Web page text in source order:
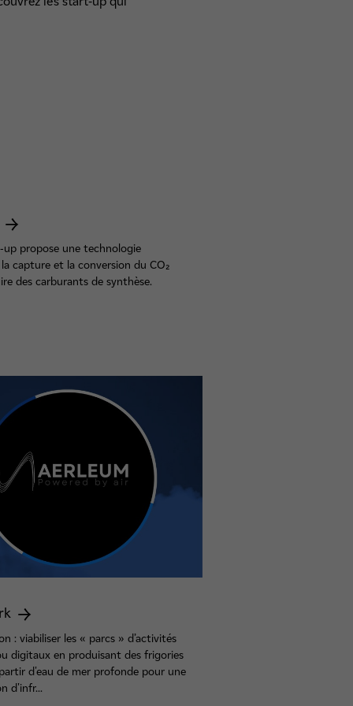
propose une technologie
capture et la conversion du CO₂
des carburants de synthèse.
: viabiliser les « parcs » d’activités
digitaux en produisant des frigories
d'eau de mer profonde pour une
d'infr...